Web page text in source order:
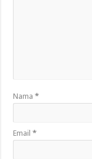
Nama*
Email*